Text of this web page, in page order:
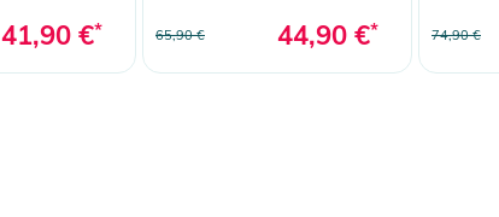
41,90 €* 65,90 € 44,90 €* 74,90 €